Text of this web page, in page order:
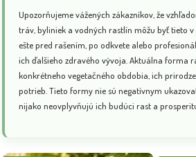
🌸 Skalničky sa hodia aj do výsadby medzi
záhonov či ako výplň do štrkových
kvitnutie dodajú záhrade štruktúru a
💡 Tip: Kombinujte rôzne výšky a kvitnutia
nezabudnite, že väčšina skalničiek
dostatok svetla!
Upozorňujeme vážených zákazníkov, že
tráv, byliniek a vodných rastlín môžu byť tieto v
ešte pred rašením, po odkvete alebo
ich ďalšieho zdravého vývoja. Aktuálna forma
konkrétneho vegetačného obdobia, ich
potrieb. Tieto formy nie sú negatívnym
nijako neovplyvňujú ich budúci rast a